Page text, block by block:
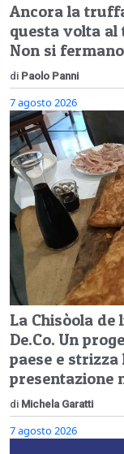
Ancora la
questa volta al
Non si
di Paolo Panni
7 agosto 2026
La Chisòola
De.Co. Un
paese e
presentazione
di Michela Garatti
7 agosto 2026